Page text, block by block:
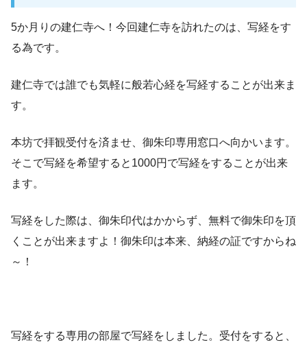
5か月りの建仁寺へ！今回建仁寺を訪れたのは、写経をす
る為です。
建仁寺では誰でも気軽に般若心経を写経することが出来ま
す。
本坊で拝観受付を済ませ、御朱印専用窓口へ向かいます。
そこで写経を希望すると1000円で写経をすることが出来
ます。
写経をした際は、御朱印代はかからず、無料で御朱印を頂
くことが出来ますよ！御朱印は本来、納経の証ですからね
～！
写経をする専用の部屋で写経をしました。受付をすると、